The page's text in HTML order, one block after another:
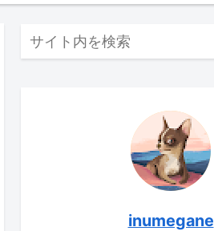
inumegane